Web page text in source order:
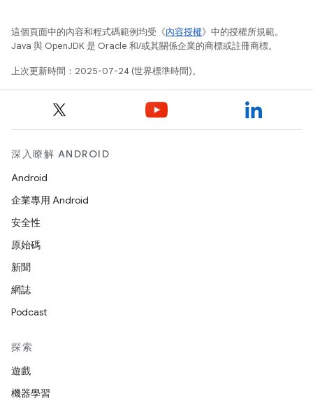
這個頁面中的內容和程式碼範例均受《內容授權》中的授權所規範。
Java 與 OpenJDK 是 Oracle 和/或其關係企業的商標或註冊商標。
上次更新時間：2025-07-24 (世界標準時間)。
深入瞭解 ANDROID
Android
企業專用 Android
安全性
原始碼
新聞
網誌
Podcast
探索
遊戲
機器學習